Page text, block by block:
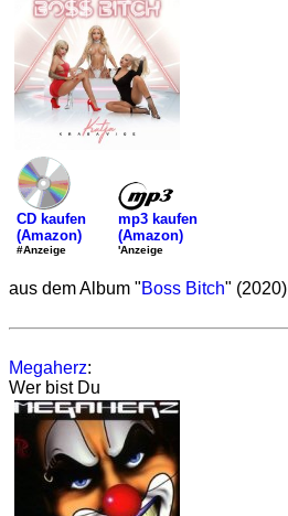
CD kaufen
(Amazon)
#Anzeige
mp3 kaufen
(Amazon)
'Anzeige
aus dem Album "Boss Bitch" (2020)
Megaherz:
Wer bist Du